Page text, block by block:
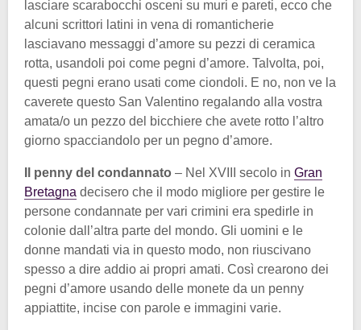
lasciare scarabocchi osceni su muri e pareti, ecco che
alcuni scrittori latini in vena di romanticherie
lasciavano messaggi d’amore su pezzi di ceramica
rotta, usandoli poi come pegni d’amore. Talvolta, poi,
questi pegni erano usati come ciondoli. E no, non ve la
caverete questo San Valentino regalando alla vostra
amata/o un pezzo del bicchiere che avete rotto l’altro
giorno spacciandolo per un pegno d’amore.
Il penny del condannato – Nel XVIII secolo in Gran
Bretagna decisero che il modo migliore per gestire le
persone condannate per vari crimini era spedirle in
colonie dall’altra parte del mondo. Gli uomini e le
donne mandati via in questo modo, non riuscivano
spesso a dire addio ai propri amati. Così crearono dei
pegni d’amore usando delle monete da un penny
appiattite, incise con parole e immagini varie.